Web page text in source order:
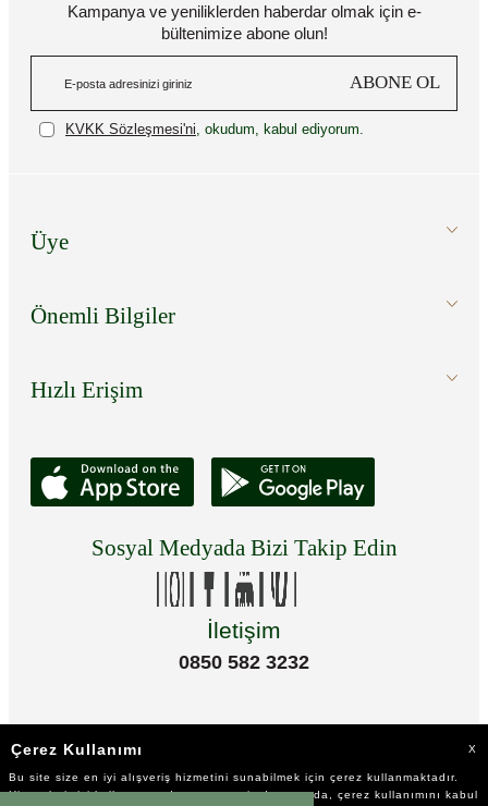
Kampanya ve yeniliklerden haberdar olmak için e-
bültenimize abone olun!
ABONE OL
KVKK Sözleşmesi'ni , okudum, kabul ediyorum.
Üye
Önemli Bilgiler
Hızlı Erişim
Sosyal Medyada Bizi Takip Edin
İletişim
0850 582 3232
Çerez Kullanımı X
Bu site size en iyi alışveriş hizmetini sunabilmek için çerez kullanmaktadır.
Hizmetlerimizi kullanmaya devam etmeniz durumunda, çerez kullanımını kabul